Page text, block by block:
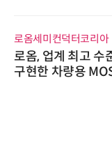
로옴세미컨덕터코리아
로옴, 업계 최고
구현한 차량용